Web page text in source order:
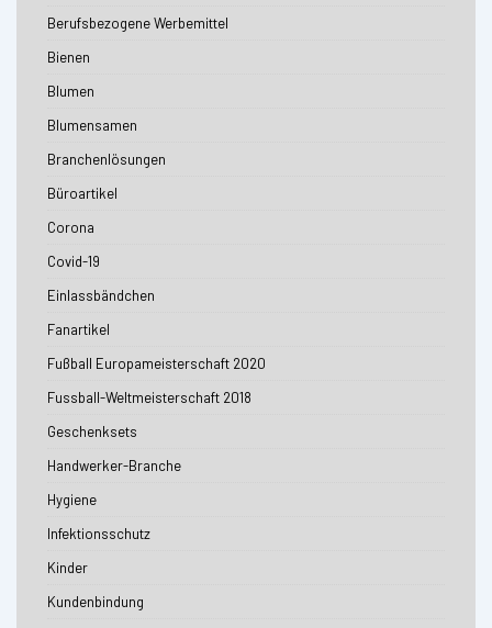
Berufsbezogene Werbemittel
Bienen
Blumen
Blumensamen
Branchenlösungen
Büroartikel
Corona
Covid-19
Einlassbändchen
Fanartikel
Fußball Europameisterschaft 2020
Fussball-Weltmeisterschaft 2018
Geschenksets
Handwerker-Branche
Hygiene
Infektionsschutz
Kinder
Kundenbindung